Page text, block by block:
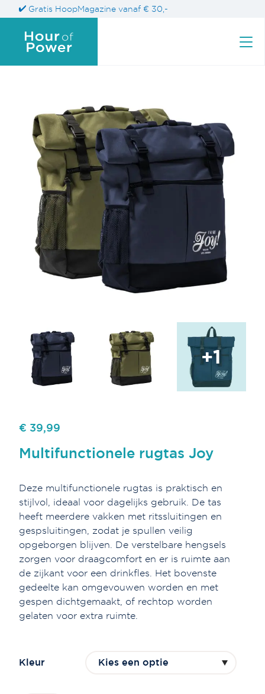
Gratis HoopMagazine vanaf € 30,-
+1
€ 39,99
Multifunctionele rugtas Joy
Deze multifunctionele rugtas is praktisch en
stijlvol, ideaal voor dagelijks gebruik. De tas
heeft meerdere vakken met ritssluitingen en
gespsluitingen, zodat je spullen veilig
opgeborgen blijven. De verstelbare hengsels
zorgen voor draagcomfort en er is ruimte aan
de zijkant voor een drinkfles. Het bovenste
gedeelte kan omgevouwen worden en met
gespen dichtgemaakt, of rechtop worden
gelaten voor extra ruimte.
Kleur